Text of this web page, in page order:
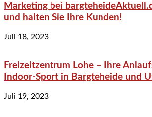
Marketing bei
und halten Sie Ihre Kunden!
Juli 18, 2023
Freizeitzentrum Lohe – Ihre
Indoor-Sport in Bargteheide und
Juli 19, 2023